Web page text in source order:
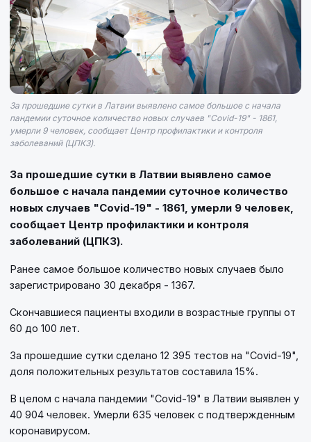
За прошедшие сутки в Латвии выявлено самое большое с начала
пандемии суточное количество новых случаев "Covid-19" - 1861,
умерли 9 человек, сообщает Центр профилактики и контроля
заболеваний (ЦПКЗ).
За прошедшие сутки в Латвии выявлено самое
большое с начала пандемии суточное количество
новых случаев "Covid-19" - 1861, умерли 9 человек,
сообщает Центр профилактики и контроля
заболеваний (ЦПКЗ).
Ранее самое большое количество новых случаев было
зарегистрировано 30 декабря - 1367.
Скончавшиеся пациенты входили в возрастные группы от
60 до 100 лет.
За прошедшие сутки сделано 12 395 тестов на "Covid-19",
доля положительных результатов составила 15%.
В целом с начала пандемии "Covid-19" в Латвии выявлен у
40 904 человек. Умерли 635 человек с подтвержденным
коронавирусом.